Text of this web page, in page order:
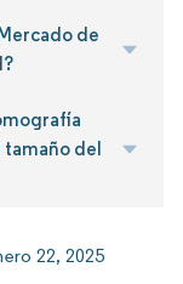
de
del
22, 2025